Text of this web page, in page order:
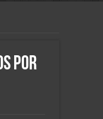
por